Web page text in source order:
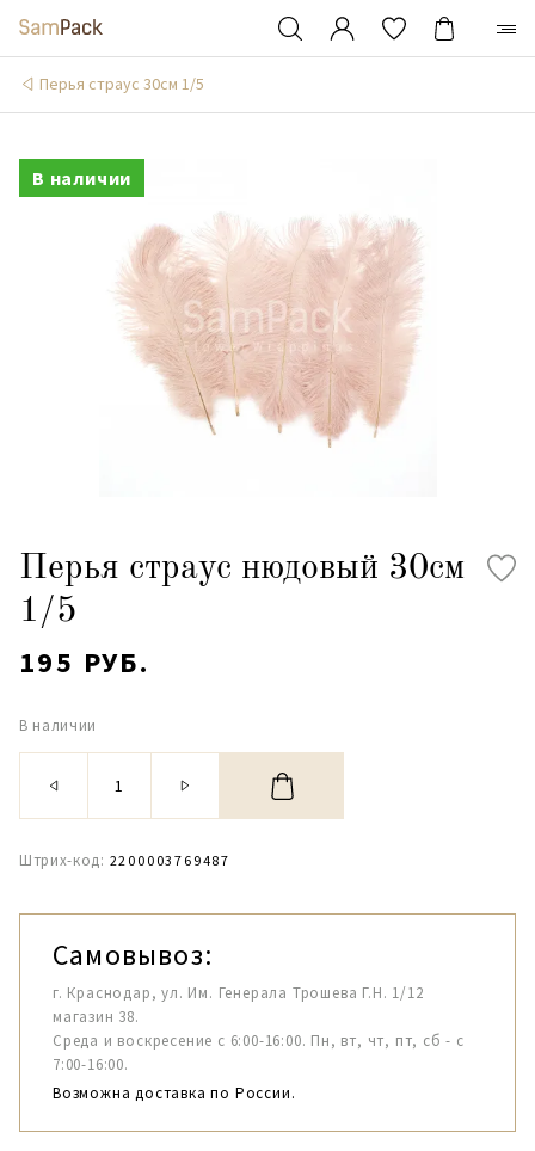
Перья страус 30см 1/5
В наличии
Перья страус нюдовый 30см
1/5
195 РУБ.
В наличии
Штрих-код: 2200003769487
Самовывоз:
г. Краснодар, ул. Им. Генерала Трошева Г.Н. 1/12
магазин 38.
Среда и воскресение с 6:00-16:00. Пн, вт, чт, пт, сб - с
7:00-16:00.
Возможна доставка по России.